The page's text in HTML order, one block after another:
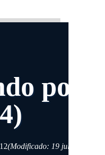
(Modificado: 19 julio, 2025)